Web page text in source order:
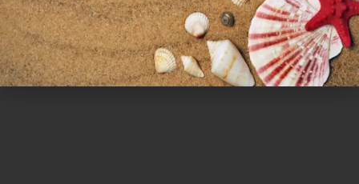
Όροι Χρήσης
Πολιτική απορρήτου
Τρόποι πληρωμής
Τρόποι αποστολής